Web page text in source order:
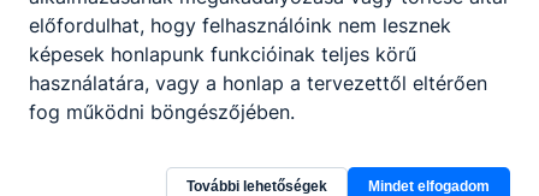
előfordulhat, hogy felhasználóink nem lesznek
képesek honlapunk funkcióinak teljes körű
használatára, vagy a honlap a tervezettől eltérően
fog működni böngészőjében.
További lehetőségek Mindet elfogadom